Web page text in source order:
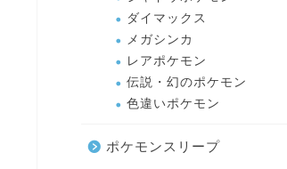
ダイマックス
メガシンカ
レアポケモン
伝説・幻のポケモン
色違いポケモン
ポケモンスリープ